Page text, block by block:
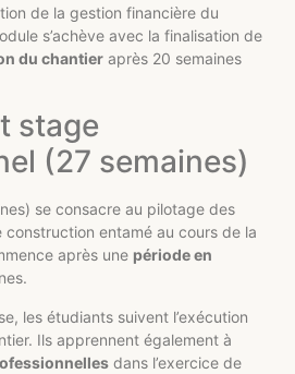
de la gestion financière du
s’achève avec la finalisation de
du chantier après 20 semaines
stage
(27 semaines)
se consacre au pilotage des
entamé au cours de la
après une période en
les étudiants suivent l’exécution
Ils apprennent également à
dans l’exercice de